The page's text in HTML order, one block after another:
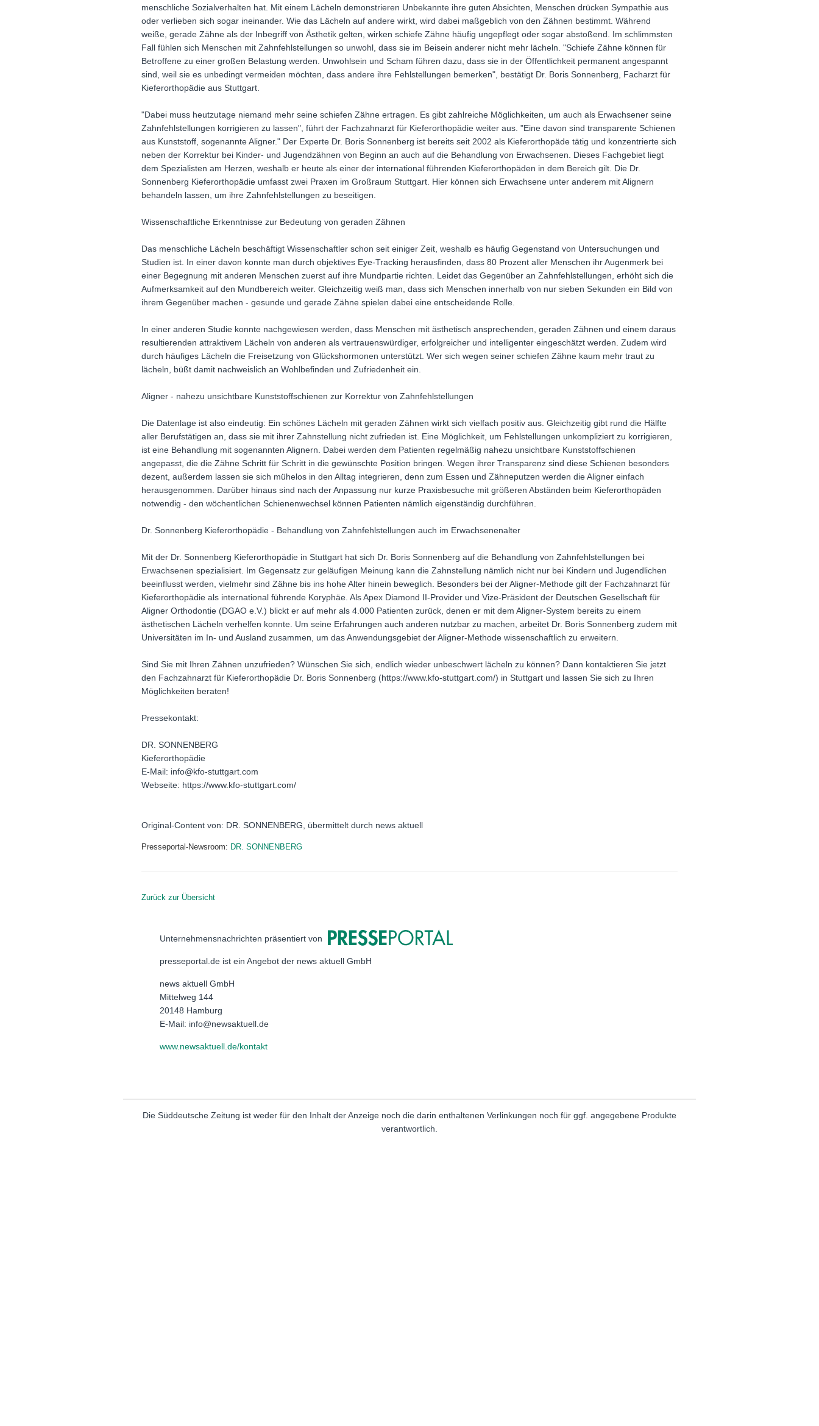
menschliche Sozialverhalten hat. Mit einem Lächeln demonstrieren Unbekannte ihre guten Absichten, Menschen drücken Sympathie aus
oder verlieben sich sogar ineinander. Wie das Lächeln auf andere wirkt, wird dabei maßgeblich von den Zähnen bestimmt. Während
weiße, gerade Zähne als der Inbegriff von Ästhetik gelten, wirken schiefe Zähne häufig ungepflegt oder sogar abstoßend. Im schlimmsten
Fall fühlen sich Menschen mit Zahnfehlstellungen so unwohl, dass sie im Beisein anderer nicht mehr lächeln. "Schiefe Zähne können für
Betroffene zu einer großen Belastung werden. Unwohlsein und Scham führen dazu, dass sie in der Öffentlichkeit permanent angespannt
sind, weil sie es unbedingt vermeiden möchten, dass andere ihre Fehlstellungen bemerken", bestätigt Dr. Boris Sonnenberg, Facharzt für
Kieferorthopädie aus Stuttgart.
"Dabei muss heutzutage niemand mehr seine schiefen Zähne ertragen. Es gibt zahlreiche Möglichkeiten, um auch als Erwachsener seine
Zahnfehlstellungen korrigieren zu lassen", führt der Fachzahnarzt für Kieferorthopädie weiter aus. "Eine davon sind transparente Schienen
aus Kunststoff, sogenannte Aligner." Der Experte Dr. Boris Sonnenberg ist bereits seit 2002 als Kieferorthopäde tätig und konzentrierte sich
neben der Korrektur bei Kinder- und Jugendzähnen von Beginn an auch auf die Behandlung von Erwachsenen. Dieses Fachgebiet liegt
dem Spezialisten am Herzen, weshalb er heute als einer der international führenden Kieferorthopäden in dem Bereich gilt. Die Dr.
Sonnenberg Kieferorthopädie umfasst zwei Praxen im Großraum Stuttgart. Hier können sich Erwachsene unter anderem mit Alignern
behandeln lassen, um ihre Zahnfehlstellungen zu beseitigen.
Wissenschaftliche Erkenntnisse zur Bedeutung von geraden Zähnen
Das menschliche Lächeln beschäftigt Wissenschaftler schon seit einiger Zeit, weshalb es häufig Gegenstand von Untersuchungen und
Studien ist. In einer davon konnte man durch objektives Eye-Tracking herausfinden, dass 80 Prozent aller Menschen ihr Augenmerk bei
einer Begegnung mit anderen Menschen zuerst auf ihre Mundpartie richten. Leidet das Gegenüber an Zahnfehlstellungen, erhöht sich die
Aufmerksamkeit auf den Mundbereich weiter. Gleichzeitig weiß man, dass sich Menschen innerhalb von nur sieben Sekunden ein Bild von
ihrem Gegenüber machen - gesunde und gerade Zähne spielen dabei eine entscheidende Rolle.
In einer anderen Studie konnte nachgewiesen werden, dass Menschen mit ästhetisch ansprechenden, geraden Zähnen und einem daraus
resultierenden attraktivem Lächeln von anderen als vertrauenswürdiger, erfolgreicher und intelligenter eingeschätzt werden. Zudem wird
durch häufiges Lächeln die Freisetzung von Glückshormonen unterstützt. Wer sich wegen seiner schiefen Zähne kaum mehr traut zu
lächeln, büßt damit nachweislich an Wohlbefinden und Zufriedenheit ein.
Aligner - nahezu unsichtbare Kunststoffschienen zur Korrektur von Zahnfehlstellungen
Die Datenlage ist also eindeutig: Ein schönes Lächeln mit geraden Zähnen wirkt sich vielfach positiv aus. Gleichzeitig gibt rund die Hälfte
aller Berufstätigen an, dass sie mit ihrer Zahnstellung nicht zufrieden ist. Eine Möglichkeit, um Fehlstellungen unkompliziert zu korrigieren,
ist eine Behandlung mit sogenannten Alignern. Dabei werden dem Patienten regelmäßig nahezu unsichtbare Kunststoffschienen
angepasst, die die Zähne Schritt für Schritt in die gewünschte Position bringen. Wegen ihrer Transparenz sind diese Schienen besonders
dezent, außerdem lassen sie sich mühelos in den Alltag integrieren, denn zum Essen und Zähneputzen werden die Aligner einfach
herausgenommen. Darüber hinaus sind nach der Anpassung nur kurze Praxisbesuche mit größeren Abständen beim Kieferorthopäden
notwendig - den wöchentlichen Schienenwechsel können Patienten nämlich eigenständig durchführen.
Dr. Sonnenberg Kieferorthopädie - Behandlung von Zahnfehlstellungen auch im Erwachsenenalter
Mit der Dr. Sonnenberg Kieferorthopädie in Stuttgart hat sich Dr. Boris Sonnenberg auf die Behandlung von Zahnfehlstellungen bei
Erwachsenen spezialisiert. Im Gegensatz zur geläufigen Meinung kann die Zahnstellung nämlich nicht nur bei Kindern und Jugendlichen
beeinflusst werden, vielmehr sind Zähne bis ins hohe Alter hinein beweglich. Besonders bei der Aligner-Methode gilt der Fachzahnarzt für
Kieferorthopädie als international führende Koryphäe. Als Apex Diamond II-Provider und Vize-Präsident der Deutschen Gesellschaft für
Aligner Orthodontie (DGAO e.V.) blickt er auf mehr als 4.000 Patienten zurück, denen er mit dem Aligner-System bereits zu einem
ästhetischen Lächeln verhelfen konnte. Um seine Erfahrungen auch anderen nutzbar zu machen, arbeitet Dr. Boris Sonnenberg zudem mit
Universitäten im In- und Ausland zusammen, um das Anwendungsgebiet der Aligner-Methode wissenschaftlich zu erweitern.
Sind Sie mit Ihren Zähnen unzufrieden? Wünschen Sie sich, endlich wieder unbeschwert lächeln zu können? Dann kontaktieren Sie jetzt
den Fachzahnarzt für Kieferorthopädie Dr. Boris Sonnenberg (https://www.kfo-stuttgart.com/) in Stuttgart und lassen Sie sich zu Ihren
Möglichkeiten beraten!
Pressekontakt:
DR. SONNENBERG
Kieferorthopädie
E-Mail: info@kfo-stuttgart.com
Webseite: https://www.kfo-stuttgart.com/
Original-Content von: DR. SONNENBERG, übermittelt durch news aktuell
Presseportal-Newsroom: DR. SONNENBERG
Zurück zur Übersicht
Unternehmensnachrichten präsentiert von
presseportal.de ist ein Angebot der news aktuell GmbH
news aktuell GmbH
Mittelweg 144
20148 Hamburg
E-Mail: info@newsaktuell.de
www.newsaktuell.de/kontakt
Die Süddeutsche Zeitung ist weder für den Inhalt der Anzeige noch die darin enthaltenen Verlinkungen noch für ggf. angegebene Produkte
verantwortlich.